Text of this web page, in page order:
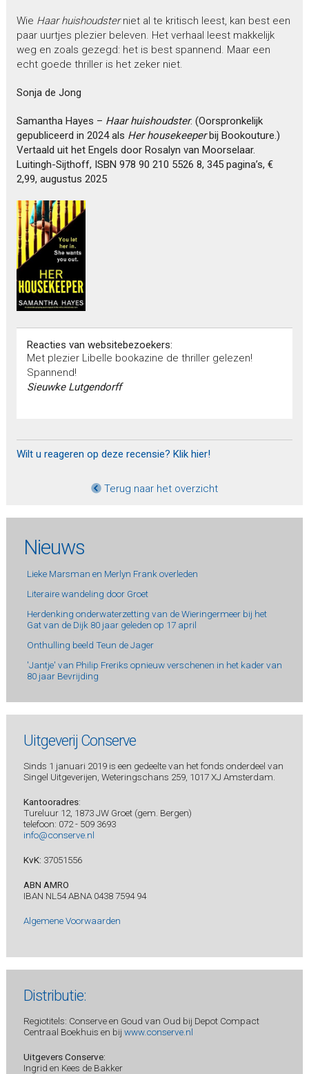
Wie Haar huishoudsterniet al te kritisch leest, kan best een
paar uurtjes plezier beleven. Het verhaal leest makkelijk
weg en zoals gezegd: het is best spannend. Maar een
echt goede thriller is het zeker niet.
Sonja de Jong
Samantha Hayes – Haar huishoudster. (Oorspronkelijk
gepubliceerd in 2024 als Her housekeeperbij Bookouture.)
Vertaald uit het Engels door Rosalyn van Moorselaar.
Luitingh-Sijthoff, ISBN 978 90 210 5526 8, 345 pagina’s, €
2,99, augustus 2025
Reacties van websitebezoekers:
Met plezier Libelle bookazine de thriller gelezen!
Spannend!
Sieuwke Lutgendorff
Wilt u reageren op deze recensie? Klik hier!
Terug naar het overzicht
Nieuws
Lieke Marsman en Merlyn Frank overleden
Literaire wandeling door Groet
Herdenking onderwaterzetting van de Wieringermeer bij het
Gat van de Dijk 80 jaar geleden op 17 april
Onthulling beeld Teun de Jager
'Jantje' van Philip Freriks opnieuw verschenen in het kader van
80 jaar Bevrijding
Uitgeverij Conserve
Sinds 1 januari 2019 is een gedeelte van het fonds onderdeel van
Singel Uitgeverijen, Weteringschans 259, 1017 XJ Amsterdam.
Kantooradres:
Tureluur 12, 1873 JW Groet (gem. Bergen)
telefoon: 072 - 509 3693
info@conserve.nl
KvK: 37051556
ABN AMRO
IBAN NL54 ABNA 0438 7594 94
Algemene Voorwaarden
Distributie:
Regiotitels: Conserve en Goud van Oud bij Depot Compact
Centraal Boekhuis en bij www.conserve.nl
Uitgevers Conserve:
Ingrid en Kees de Bakker